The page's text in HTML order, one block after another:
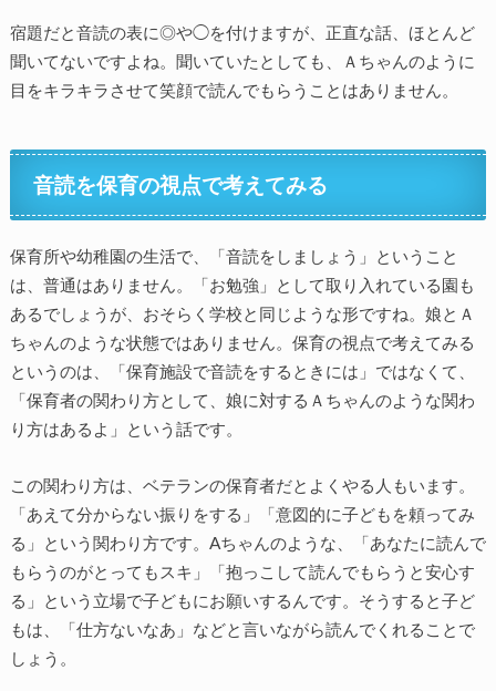
宿題だと音読の表に◎や◯を付けますが、正直な話、ほとんど
聞いてないですよね。聞いていたとしても、Ａちゃんのように
目をキラキラさせて笑顔で読んでもらうことはありません。
音読を保育の視点で考えてみる
保育所や幼稚園の生活で、「音読をしましょう」ということ
は、普通はありません。「お勉強」として取り入れている園も
あるでしょうが、おそらく学校と同じような形ですね。娘とＡ
ちゃんのような状態ではありません。保育の視点で考えてみる
というのは、「保育施設で音読をするときには」ではなくて、
「保育者の関わり方として、娘に対するＡちゃんのような関わ
り方はあるよ」という話です。
この関わり方は、ベテランの保育者だとよくやる人もいます。
「あえて分からない振りをする」「意図的に子どもを頼ってみ
る」という関わり方です。Aちゃんのような、「あなたに読んで
もらうのがとってもスキ」「抱っこして読んでもらうと安心す
る」という立場で子どもにお願いするんです。そうすると子ど
もは、「仕方ないなあ」などと言いながら読んでくれることで
しょう。